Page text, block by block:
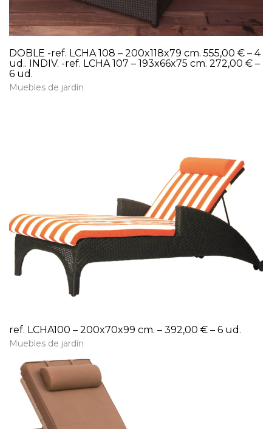
DOBLE -ref. LCHA 108 – 200x118x79 cm. 555,00 € – 4
ud.. INDIV. -ref. LCHA 107 – 193x66x75 cm. 272,00 € –
6 ud.
Muebles de jardín
ref. LCHA100 – 200x70x99 cm. – 392,00 € – 6 ud.
Muebles de jardín